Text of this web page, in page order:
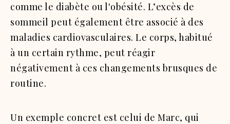
comme le diabète ou l'obésité. L’excès de
sommeil peut également être associé à des
maladies cardiovasculaires. Le corps, habitué
à un certain rythme, peut réagir
négativement à ces changements brusques de
routine.
Un exemple concret est celui de Marc, qui